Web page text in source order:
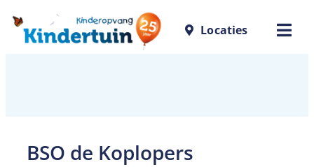
Ga
naar
Locaties
BSO de Koplopers